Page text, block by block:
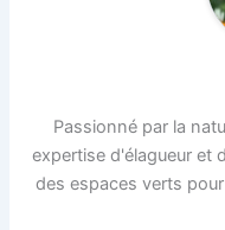
Passionné par la
expertise d'élagueur et
des espaces verts